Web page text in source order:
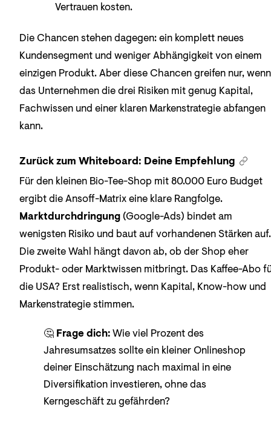
Vertrauen kosten.
Die Chancen stehen dagegen: ein komplett neues
Kundensegment und weniger Abhängigkeit von einem
einzigen Produkt. Aber diese Chancen greifen nur, wenn
das Unternehmen die drei Risiken mit genug Kapital,
Fachwissen und einer klaren Markenstrategie abfangen
kann.
Zurück zum Whiteboard: Deine Empfehlung
Für den kleinen Bio-Tee-Shop mit 80.000 Euro Budget
ergibt die Ansoff-Matrix eine klare Rangfolge.
Marktdurchdringung(Google-Ads) bindet am
wenigsten Risiko und baut auf vorhandenen Stärken auf.
Die zweite Wahl hängt davon ab, ob der Shop eher
Produkt- oder Marktwissen mitbringt. Das Kaffee-Abo
die USA? Erst realistisch, wenn Kapital, Know-how und
Markenstrategie stimmen.
🤔 Frage dich:Wie viel Prozent des
Jahresumsatzes sollte ein kleiner Onlineshop
deiner Einschätzung nach maximal in eine
Diversifikation investieren, ohne das
Kerngeschäft zu gefährden?